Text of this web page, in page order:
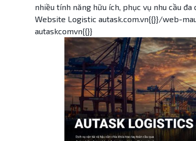
nhiều tính năng hữu ích, phục vụ nhu cầu đa
Website Logistic autask.com.vn{{}}/web-
autaskcomvn{{}}